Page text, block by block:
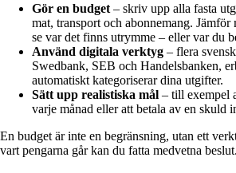
Gör en budget – skriv upp alla fasta
mat, transport och abonnemang.
se var det finns utrymme – eller var du
Använd digitala verktyg – flera
Swedbank, SEB och Handelsbanken,
automatiskt kategoriserar dina utgifter.
Sätt upp realistiska mål – till exempel
varje månad eller att betala av en skuld
En budget är inte en begränsning, utan ett
vart pengarna går kan du fatta medvetna beslut.